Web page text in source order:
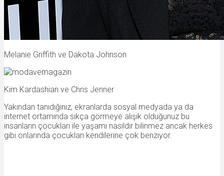
Melanie Griffith ve Dakota Johnson
Kim Kardashian ve Chris Jenner
Yakından tanıdığınız, ekranlarda sosyal medyada ya da
internet ortamında sıkça görmeye alışık olduğunuz bu
insanların çocukları ile yaşamı nasıldır bilinmez ancak herkes
gibi onlarında çocukları kendilerine çok benziyor.